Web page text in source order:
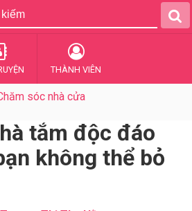
THÀNH VIÊN
sóc nhà cửa
tắm độc đáo
không thể bỏ